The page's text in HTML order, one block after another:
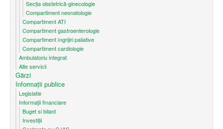
Secția obstetrică-ginecologie
Compartiment neonatologie
Compartiment ATI
Compartiment gastroenterologie
Compartiment îngrijiri paliative
Compartiment cardiologie
Ambulatoriu integrat
Alte servicii
Gărzi
Informații publice
Legislatie
Informații financiare
Buget si bilant
Investiții